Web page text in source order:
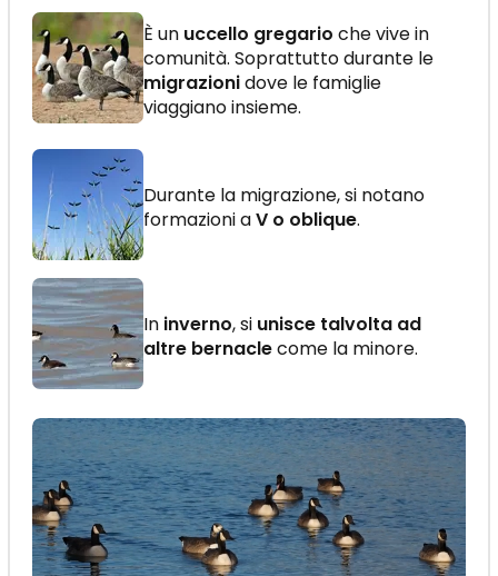
È un uccello gregario che vive in
comunità. Soprattutto durante le
migrazionidove le famiglie
viaggiano insieme.
Durante la migrazione, si notano
formazioni aV o oblique.
In inverno, si unisce talvolta ad
altre bernaclecome la minore.